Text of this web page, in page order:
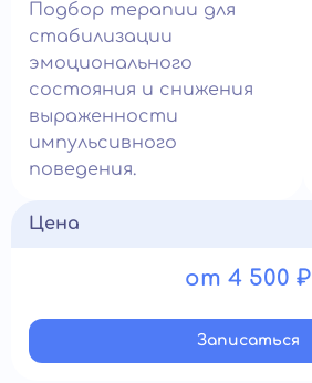
Подбор терапии для
стабилизации
эмоционального
состояния и снижения
выраженности
импульсивного
поведения.
Цена
от 4 500 ₽
Записатьcя